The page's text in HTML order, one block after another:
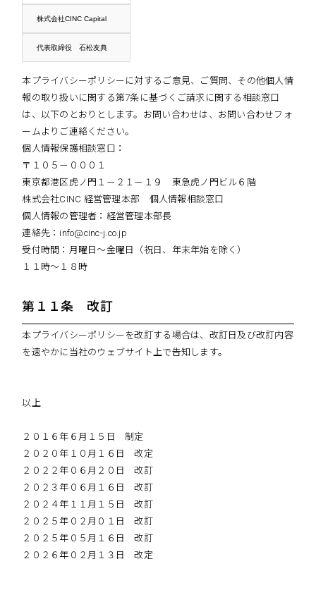
株式会社CINC Capital
代表取締役 石松友典
本プライバシーポリシーに対するご意見、ご質問、その他個人情
報の取り扱いに関する第7条に基づくご請求に関する相談窓口
は、以下のとおりとします。お問い合わせは、お問い合わせフォ
ームよりご連絡ください。
個人情報保護相談窓口：
〒１０５－０００１
東京都港区虎ノ門１－２１－１９ 東急虎ノ門ビル６階
株式会社CINC 経営管理本部 個人情報相談窓口
個人情報の管理者：経営管理本部長
連絡先：info@cinc-j.co.jp
受付時間：月曜日～金曜日（祝日、年末年始を除く）
１１時～１８時
第１１条 改訂
本プライバシーポリシーを改訂する場合は、改訂日及び改訂内容
を速やかに当社のウェブサイト上で告知します。
以上
２０１６年６月１５日 制定
２０２０年１０月１６日 改定
２０２２年０６月２０日 改訂
２０２３年０６月１６日 改訂
２０２４年１１月１５日 改訂
２０２５年０２月０１日 改訂
２０２５年０５月１６日 改訂
２０２６年０２月１３日 改定